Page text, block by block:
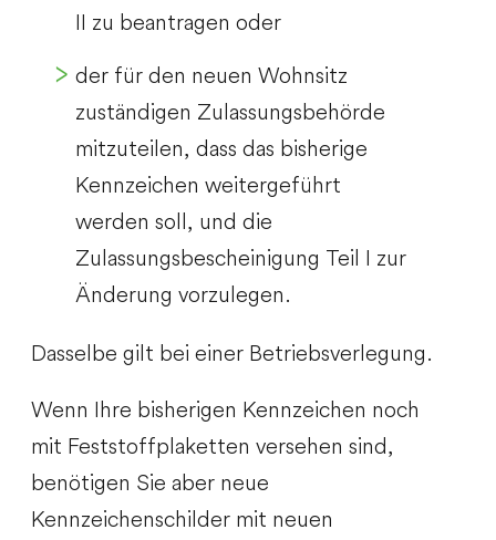
II zu beantragen oder
der für den neuen Wohnsitz
zuständigen Zulassungsbehörde
mitzuteilen, dass das bisherige
Kennzeichen weitergeführt
werden soll, und die
Zulassungsbescheinigung Teil I zur
Änderung vorzulegen.
Dasselbe gilt bei einer Betriebsverlegung.
Wenn Ihre bisherigen Kennzeichen noch
mit Feststoffplaketten versehen sind,
benötigen Sie aber neue
Kennzeichenschilder mit neuen